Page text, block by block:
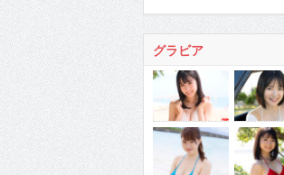
グラビア